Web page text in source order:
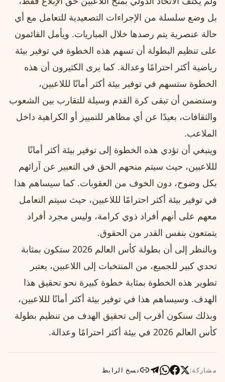
بل وضع سلسلة من الإجراءات التصعيدية للتعامل مع أي
حالة عنصرية يتم رصدها خلال المباريات. ويأمل القائمون
على تنظيم البطولة أن تسهم هذه الخطوة في توفير بيئة
رياضية أكثر احترامًا وعدالة. كما يرى الكثيرون أن هذه
الخطوة ستسهم في توفير بيئة أكثر أمانًا لللاعبين،
وستضمن أن تبقى كرة القدم وسيلة للتقارب بين الشعوب
والثقافات، بعيدًا عن أي مظاهر للتمييز أو الكراهية داخل
الملاعب.
وينبغي أن تؤدي هذه الخطوة إلى توفير بيئة أكثر أمانًا
لللاعبين، حيث سيتم منحهم الحق في التعبير عن آرائهم
بكل وضوح، دون الخوف من العقوبات. كما سيساهم هذا
في توفير بيئة أكثر احترامًا لللاعبين، حيث سيتم التعامل
معهم على أنهم أفراد ذوي كرامة، وليس مجرد أفراد
يتمتعون بنفس القدر من الحقوق.
وبالنظر إلى أن بطولة كأس العالم 2026 ستكون بمثابة
تحدي كبير للجميع، من المنتخبات إلى اللاعبين، يعتبر
تطوير هذه الخطوة بمثابة خطوة كبيرة نحو تحقيق هذا
الهدف. وسيساهم هذا في توفير بيئة أكثر أمانًا لللاعبين،
وبذلك سنكون أقرب إلى تحقيق الهدف من تنظيم بطولة
كأس العالم 2026 في بيئة أكثر احترامًا وعدالة.
مشاركة: نسخ الرابط